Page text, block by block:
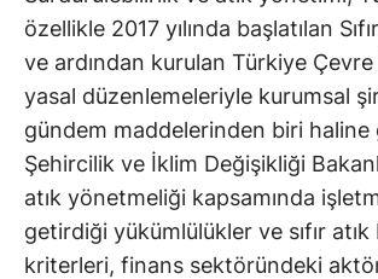
özellikle 2017 yılında başlatılan
ve ardından kurulan Türkiye Çevre
yasal düzenlemeleriyle kurumsal
gündem maddelerinden biri haline
Şehircilik ve İklim Değişikliği
atık yönetmeliği kapsamında
getirdiği yükümlülükler ve sıfır
kriterleri, finans sektöründeki